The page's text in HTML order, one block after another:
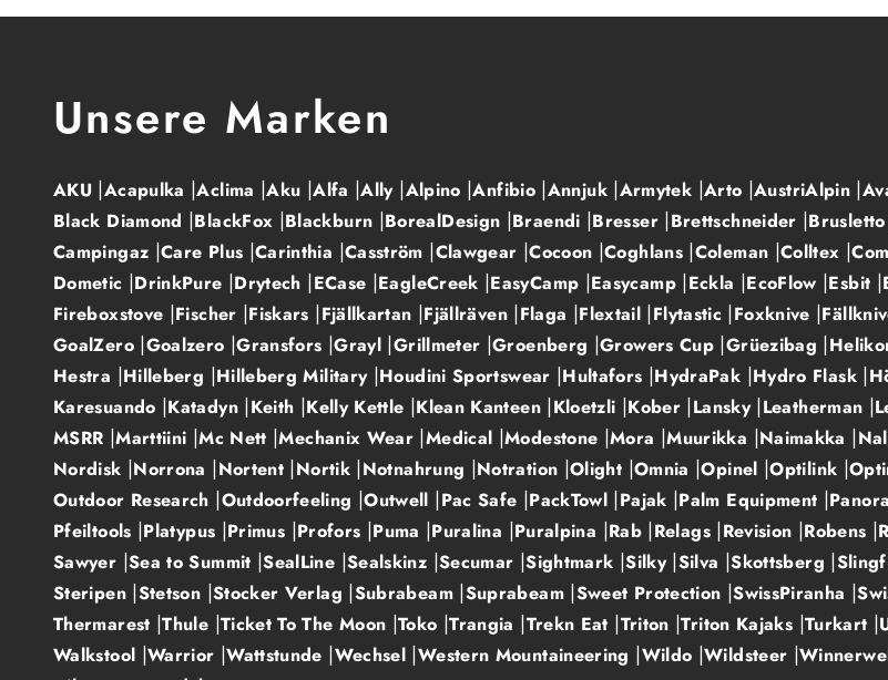
Unsere Marken
AKU Acapulka Aclima Aku Alfa Ally Alpino Anfibio Annjuk Armytek Arto AustriAlpin
Black Diamond BlackFox Blackburn BorealDesign Braendi Bresser Brettschneider Brusletto
Campingaz Care Plus Carinthia Casström Clawgear Cocoon Coghlans Coleman Colltex
Dometic DrinkPure Drytech ECase EagleCreek EasyCamp Easycamp Eckla EcoFlow Esbit
Fireboxstove Fischer Fiskars Fjällkartan Fjällräven Flaga Flextail Flytastic Foxknive
GoalZero Goalzero Gransfors Grayl Grillmeter Groenberg Growers Cup Grüezibag
Hestra Hilleberg Hilleberg Military Houdini Sportswear Hultafors HydraPak Hydro Flask
Karesuando Katadyn Keith Kelly Kettle Klean Kanteen Kloetzli Kober Lansky Leatherman
MSRR Marttiini Mc Nett Mechanix Wear Medical Modestone Mora Muurikka Naimakka
Nordisk Norrona Nortent Nortik Notnahrung Notration Olight Omnia Opinel Optilink
Outdoor Research Outdoorfeeling Outwell Pac Safe PackTowl Pajak Palm Equipment
Pfeiltools Platypus Primus Profors Puma Puralina Puralpina Rab Relags Revision Robens
Sawyer Sea to Summit SealLine Sealskinz Secumar Sightmark Silky Silva Skottsberg
Steripen Stetson Stocker Verlag Subrabeam Suprabeam Sweet Protection SwissPiranha
Thermarest Thule Ticket To The Moon Toko Trangia Trekn Eat Triton Triton Kajaks Turkart
Walkstool Warrior Wattstunde Wechsel Western Mountaineering Wildo Wildsteer